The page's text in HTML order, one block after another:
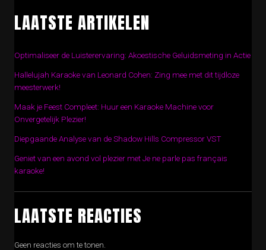
LAATSTE ARTIKELEN
Optimaliseer de Luisterervaring: Akoestische Geluidsmeting in Actie
Hallelujah Karaoke van Leonard Cohen: Zing mee met dit tijdloze
meesterwerk!
Maak je Feest Compleet: Huur een Karaoke Machine voor
Onvergetelijk Plezier!
Diepgaande Analyse van de Shadow Hills Compressor VST
Geniet van een avond vol plezier met Je ne parle pas français
karaoke!
LAATSTE REACTIES
Geen reacties om te tonen.